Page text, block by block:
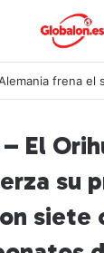
El
su
siete